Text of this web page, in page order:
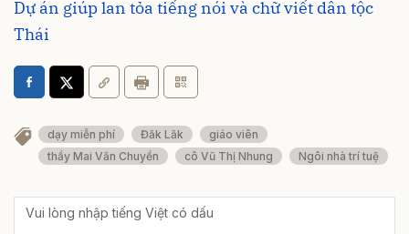
Dự án giúp lan tỏa tiếng nói và chữ viết dân tộc
Thái
dạy miễn phí Đăk Lăk
giáo viên
thầy Mai Văn Chuyền
cô Vũ Thị Nhung Ngôi nhà trí tuệ